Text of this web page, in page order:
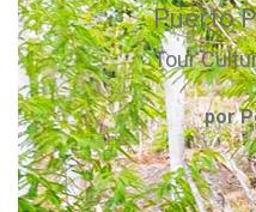
Puerto
Tour
por